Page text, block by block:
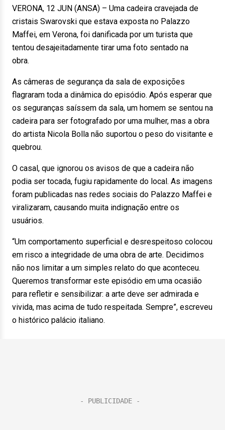
VERONA, 12 JUN (ANSA) – Uma cadeira cravejada de
cristais Swarovski que estava exposta no Palazzo
Maffei, em Verona, foi danificada por um turista que
tentou desajeitadamente tirar uma foto sentado na
obra.
As câmeras de segurança da sala de exposições
flagraram toda a dinâmica do episódio. Após esperar que
os seguranças saíssem da sala, um homem se sentou na
cadeira para ser fotografado por uma mulher, mas a obra
do artista Nicola Bolla não suportou o peso do visitante e
quebrou.
O casal, que ignorou os avisos de que a cadeira não
podia ser tocada, fugiu rapidamente do local. As imagens
foram publicadas nas redes sociais do Palazzo Maffei e
viralizaram, causando muita indignação entre os
usuários.
“Um comportamento superficial e desrespeitoso colocou
em risco a integridade de uma obra de arte. Decidimos
não nos limitar a um simples relato do que aconteceu.
Queremos transformar este episódio em uma ocasião
para refletir e sensibilizar: a arte deve ser admirada e
vivida, mas acima de tudo respeitada. Sempre”, escreveu
o histórico palácio italiano.